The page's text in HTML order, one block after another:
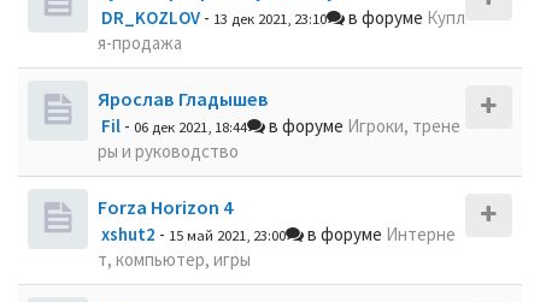
DR_KOZLOV - 13 дек 2021, 23:10 в форуме Купл
я-продажа
Ярослав Гладышев
Fil - 06 дек 2021, 18:44 в форуме Игроки, трене
ры и руководство
Forza Horizon 4
xshut2 - 15 май 2021, 23:00 в форуме Интерне
т, компьютер, игры